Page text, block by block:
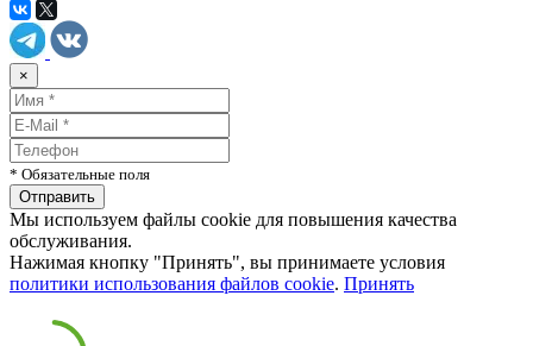
×
* Обязательные поля
Мы используем файлы cookie для повышения качества
обслуживания.
Нажимая кнопку "Принять", вы принимаете условия
политики использования файлов cookie. Принять